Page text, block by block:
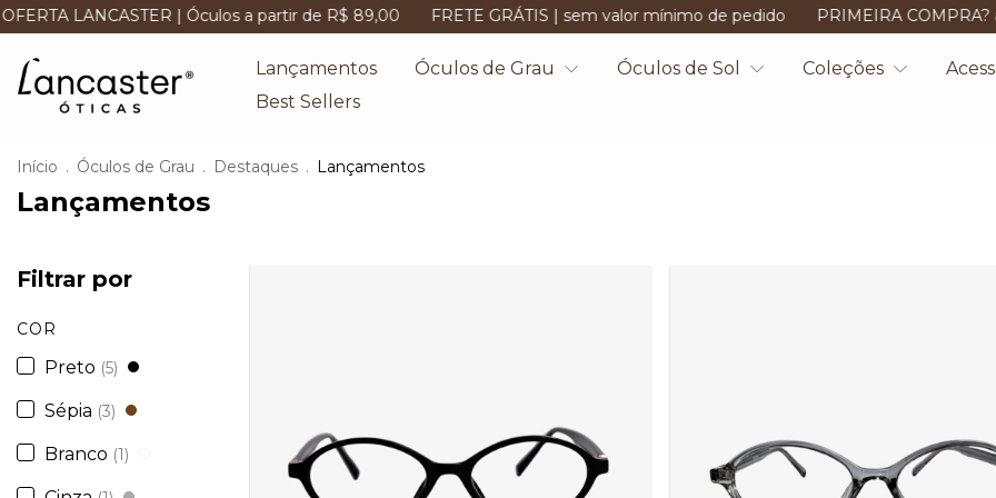
| Óculos a partir de R$ 89,00 FRETE GRÁTIS | sem valor mínimo de pedido PRIMEIRA COMPRA? adicione o
Lançamentos Óculos de Grau Óculos de Sol Coleções
Best Sellers
Início . Óculos de Grau . Destaques . Lançamentos
Lançamentos
Filtrar por
COR
Preto (5)
Sépia (3)
Branco (1)